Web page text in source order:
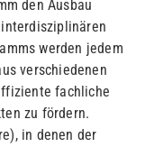
den Ausbau
werden jedem
verschiedenen
fachliche
zu fördern.
in denen der